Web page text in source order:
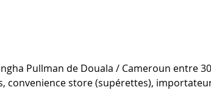
Pullman de Douala / Cameroun entre
convenience store (supérettes),